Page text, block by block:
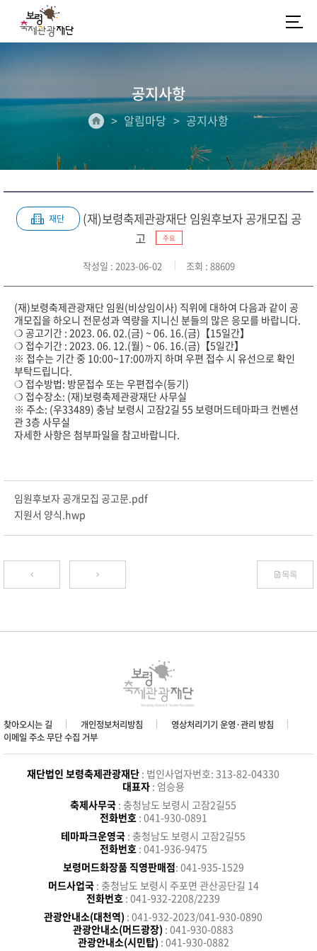
공지사항
알림마당 공지사항
재단
(재)보령축제관광재단 임원후보자 공개모집 공
고
주요
작성일 : 2023-06-02 조회 : 88609
(재)보령축제관광재단 임원(비상임이사) 직위에 대하여 다음과 같이 공
개모집을 하오니 전문성과 역량을 지니신 분들의 많은 응모를 바랍니다.
❍ 공고기간 : 2023. 06. 02.(금) ~ 06. 16.(금)【15일간】
❍ 접수기간 : 2023. 06. 12.(월) ~ 06. 16.(금)【5일간】
※ 접수는 기간 중 10:00~17:00까지 하며 우편 접수 시 유선으로 확인
부탁드립니다.
❍ 접수방법: 방문접수 또는 우편접수(등기)
❍ 접수장소: (재)보령축제관광재단 사무실
※ 주소: (우33489) 충남 보령시 고잠2길 55 보령머드테마파크 컨벤션
관 3층 사무실
자세한 사항은 첨부파일을 참고바랍니다.
임원후보자 공개모집 공고문.pdf
지원서 양식.hwp
목록
찾아오시는 길 개인정보처리방침
영상처리기기 운영·관리 방침
이메일 주소 무단 수집 거부
재단법인 보령축제관광재단 : 법인사업자번호: 313-82-04330
대표자: 엄승용
축제사무국 : 충청남도 보령시 고잠2길55
전화번호 : 041-930-0891
테마파크운영국 : 충청남도 보령시 고잠2길55
전화번호 : 041-936-9475
보령머드화장품 직영판매점: 041-935-1529
머드사업국 : 충청남도 보령시 주포면 관산공단길 14
전화번호 : 041-932-2208/2239
관광안내소(대천역) : 041-932-2023/041-930-0890
관광안내소(머드광장) : 041-930-0883
관광안내소(시민탑) : 041-930-0882